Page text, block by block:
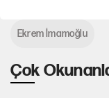
Çok
Ekrem İmamoğlu